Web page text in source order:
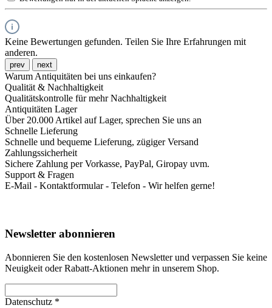
Keine Bewertungen gefunden. Teilen Sie Ihre Erfahrungen mit
anderen.
prev next
Warum Antiquitäten bei uns einkaufen?
Qualität & Nachhaltigkeit
Qualitätskontrolle für mehr Nachhaltigkeit
Antiquitäten Lager
Über 20.000 Artikel auf Lager, sprechen Sie uns an
Schnelle Lieferung
Schnelle und bequeme Lieferung, zügiger Versand
Zahlungssicherheit
Sichere Zahlung per Vorkasse, PayPal, Giropay uvm.
Support & Fragen
E-Mail - Kontaktformular - Telefon - Wir helfen gerne!
Newsletter abonnieren
Abonnieren Sie den kostenlosen Newsletter und verpassen Sie keine
Neuigkeit oder Rabatt-Aktionen mehr in unserem Shop.
Datenschutz *